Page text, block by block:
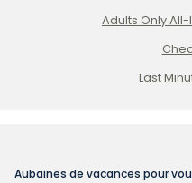
Adults Only
Last
Aubaines de vacances pour